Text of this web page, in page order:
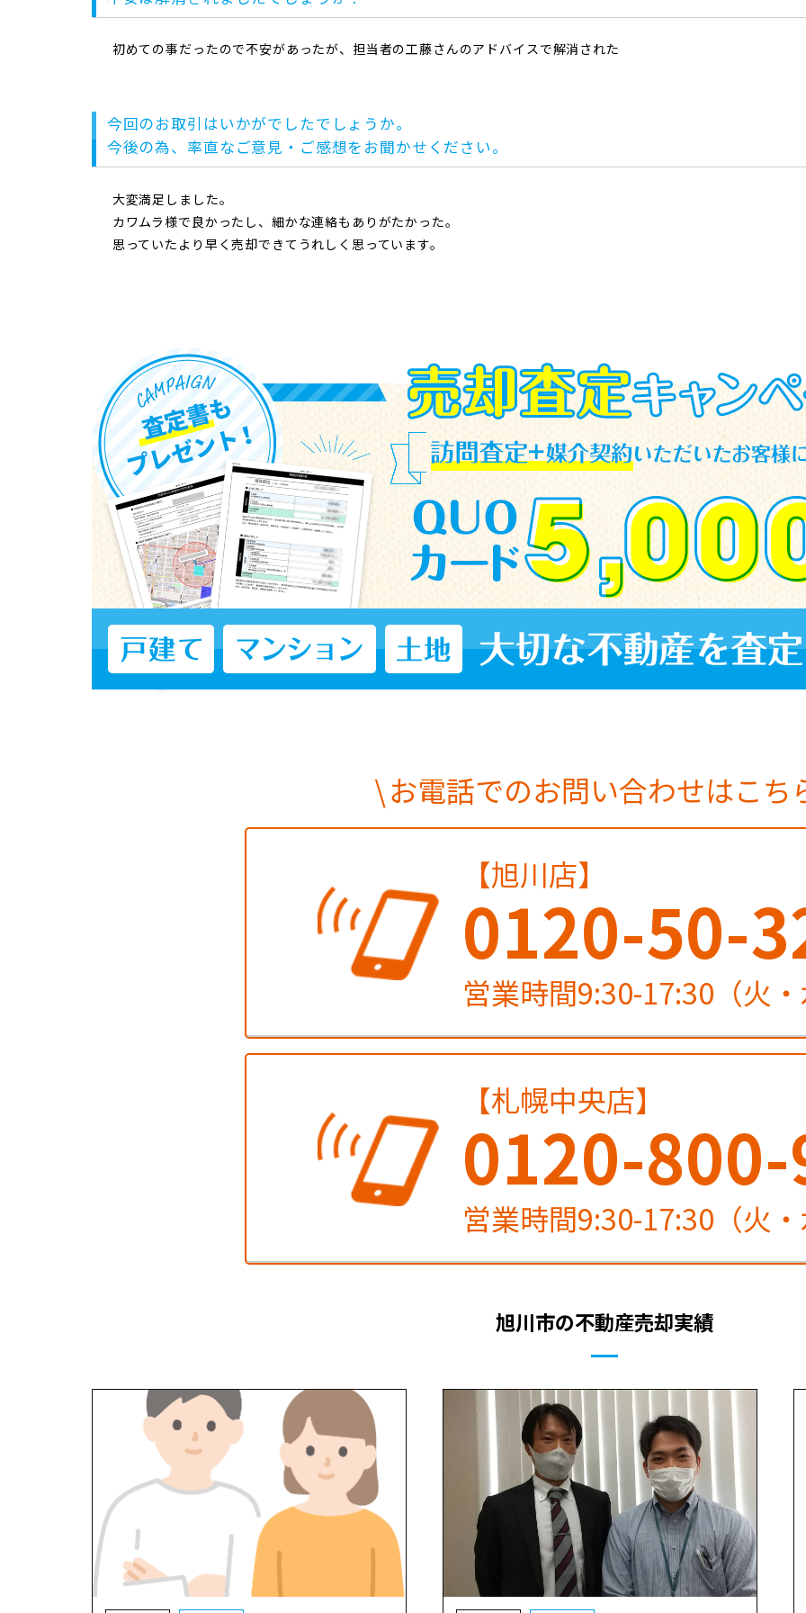
初めての事だったので不安があったが、担当者の工藤さんのアドバイスで解消された
今回のお取引はいかがでしたでしょうか。
今後の為、率直なご意見・ご感想をお聞かせください。
大変満足しました。
カワムラ様で良かったし、細かな連絡もありがたかった。
思っていたより早く売却できてうれしく思っています。
お電話でのお問い合わせはこち
【旭川店】
0120-50-
営業時間9:30-17:30（火
【札幌中央店】
0120-
営業時間9:30-17:30（火
旭川市の不動産売却実績